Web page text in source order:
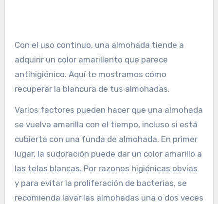
Con el uso continuo, una almohada tiende a
adquirir un color amarillento que parece
antihigiénico. Aquí te mostramos cómo
recuperar la blancura de tus almohadas.
Varios factores pueden hacer que una almohada
se vuelva amarilla con el tiempo, incluso si está
cubierta con una funda de almohada. En primer
lugar, la sudoración puede dar un color amarillo a
las telas blancas. Por razones higiénicas obvias
y para evitar la proliferación de bacterias, se
recomienda lavar las almohadas una o dos veces